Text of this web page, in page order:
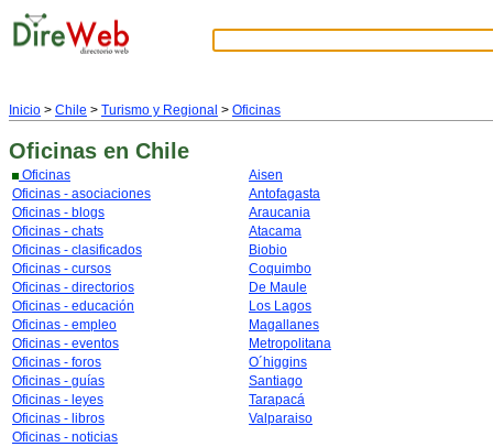
Inicio > Chile > Turismo y Regional > Oficinas
Oficinas en Chile
Oficinas
Oficinas - asociaciones
Oficinas - blogs
Oficinas - chats
Oficinas - clasificados
Oficinas - cursos
Oficinas - directorios
Oficinas - educación
Oficinas - empleo
Oficinas - eventos
Oficinas - foros
Oficinas - guías
Oficinas - leyes
Oficinas - libros
Oficinas - noticias
Aisen
Antofagasta
Araucania
Atacama
Biobio
Coquimbo
De Maule
Los Lagos
Magallanes
Metropolitana
O´higgins
Santiago
Tarapacá
Valparaiso